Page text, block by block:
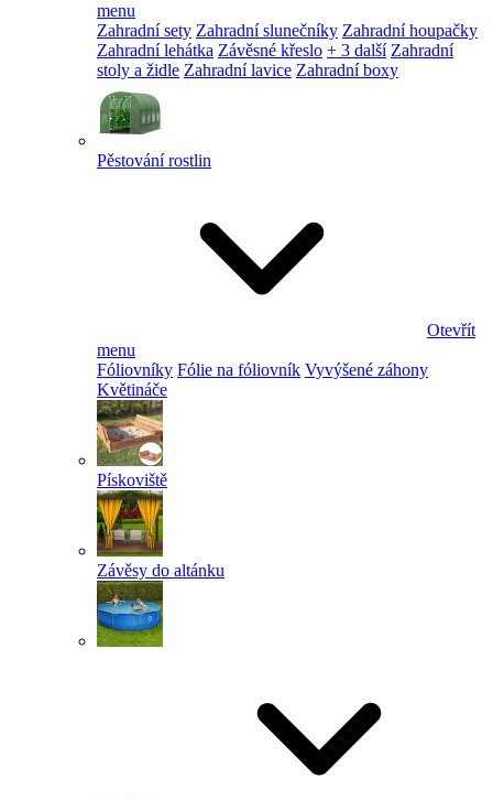
menu
Zahradní sety Zahradní slunečníky Zahradní houpačky
Zahradní lehátka Závěsné křeslo + 3 další Zahradní
stoly a židle Zahradní lavice Zahradní boxy
Pěstování rostlin
Otevřít
menu
Fóliovníky Fólie na fóliovník Vyvýšené záhony
Květináče
Pískoviště
Závěsy do altánku